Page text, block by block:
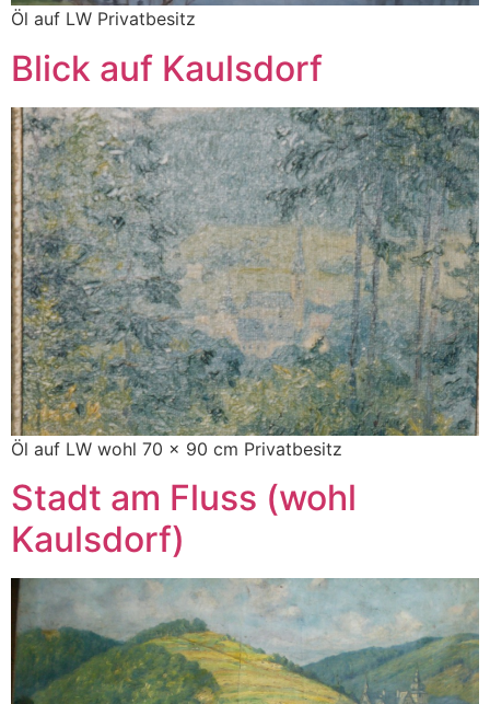
Öl auf LW Privatbesitz
Blick auf Kaulsdorf
Öl auf LW wohl 70 x 90 cm Privatbesitz
Stadt am Fluss (wohl
Kaulsdorf)